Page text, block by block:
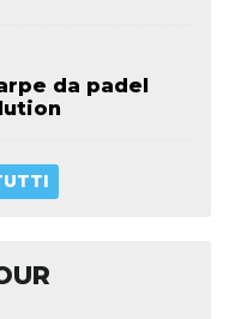
da padel